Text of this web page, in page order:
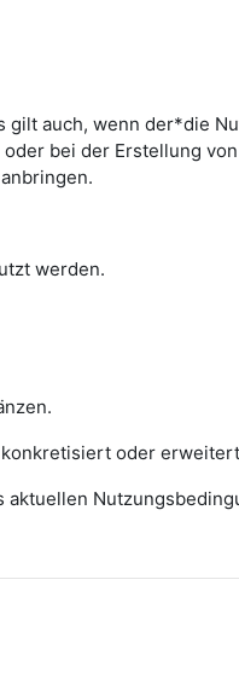
auch, wenn der*die
bei der Erstellung
werden.
oder